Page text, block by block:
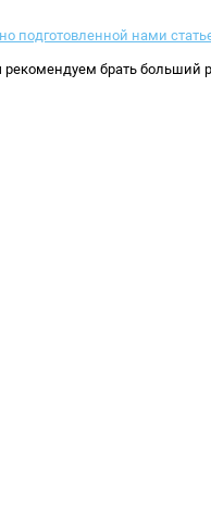
подготовленной нами
брать больший